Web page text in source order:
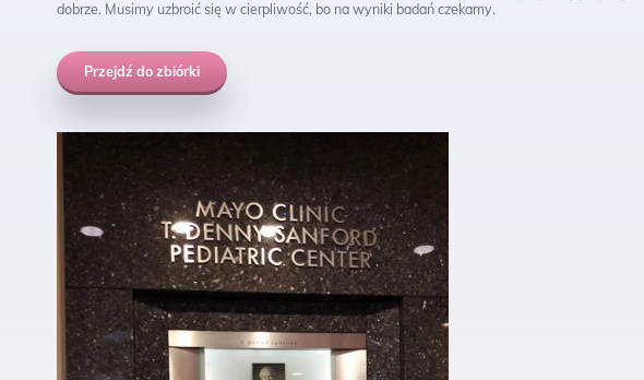
dobrze. Musimy uzbroić się w cierpliwość, bo na wyniki badań czekamy.
Przejdź do zbiórki